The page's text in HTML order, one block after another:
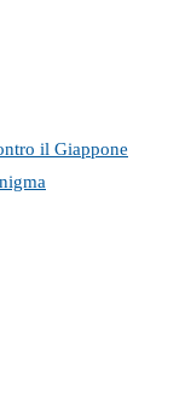
il Giappone